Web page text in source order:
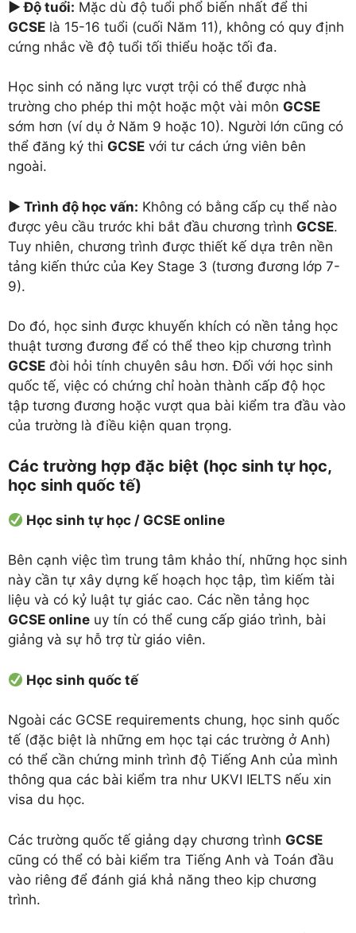
► Độ tuổi: Mặc dù độ tuổi phổ biến nhất để thi
GCSE là 15-16 tuổi (cuối Năm 11), không có quy định
cứng nhắc về độ tuổi tối thiểu hoặc tối đa.
Học sinh có năng lực vượt trội có thể được nhà
trường cho phép thi một hoặc một vài môn GCSE
sớm hơn (ví dụ ở Năm 9 hoặc 10). Người lớn cũng có
thể đăng ký thi GCSE với tư cách ứng viên bên
ngoài.
► Trình độ học vấn: Không có bằng cấp cụ thể nào
được yêu cầu trước khi bắt đầu chương trình GCSE.
Tuy nhiên, chương trình được thiết kế dựa trên nền
tảng kiến thức của Key Stage 3 (tương đương lớp 7-
9).
Do đó, học sinh được khuyến khích có nền tảng học
thuật tương đương để có thể theo kịp chương trình
GCSE đòi hỏi tính chuyên sâu hơn. Đối với học sinh
quốc tế, việc có chứng chỉ hoàn thành cấp độ học
tập tương đương hoặc vượt qua bài kiểm tra đầu vào
của trường là điều kiện quan trọng.
Các trường hợp đặc biệt (học sinh tự học,
học sinh quốc tế)
Học sinh tự học / GCSE online
Bên cạnh việc tìm trung tâm khảo thí, những học sinh
này cần tự xây dựng kế hoạch học tập, tìm kiếm tài
liệu và có kỷ luật tự giác cao. Các nền tảng học
GCSE online uy tín có thể cung cấp giáo trình, bài
giảng và sự hỗ trợ từ giáo viên.
Học sinh quốc tế
Ngoài các GCSE requirements chung, học sinh quốc
tế (đặc biệt là những em học tại các trường ở Anh)
có thể cần chứng minh trình độ Tiếng Anh của mình
thông qua các bài kiểm tra như UKVI IELTS nếu xin
visa du học.
Các trường quốc tế giảng dạy chương trình GCSE
cũng có thể có bài kiểm tra Tiếng Anh và Toán đầu
vào riêng để đánh giá khả năng theo kịp chương
trình.